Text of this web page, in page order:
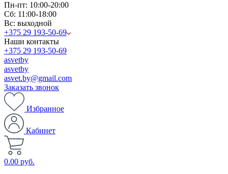
Пн-пт: 10:00-20:00
Сб: 11:00-18:00
Вс: выходной
+375 29 193-50-69
Наши контакты
+375 29 193-50-69
asvetby
asvetby
asvet.by@gmail.com
Заказать звонок
Избранное
Кабинет
0.00 руб.